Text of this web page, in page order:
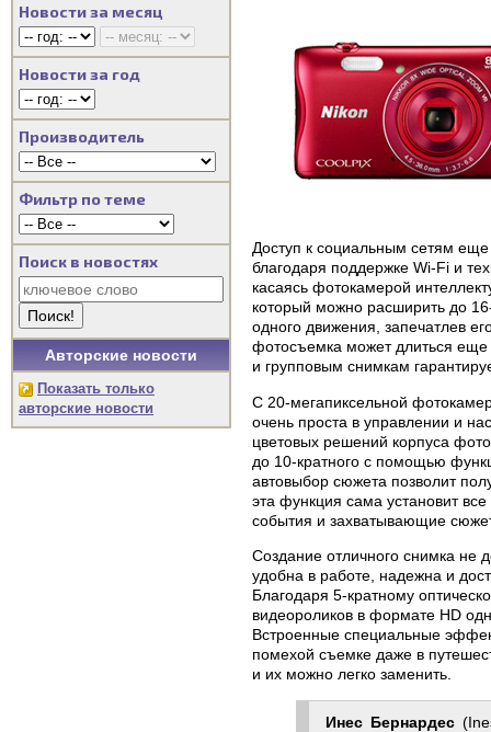
Новости за месяц
Новости за год
Производитель
Фильтр по теме
Поиск в новостях
Авторские новости
Показать только
авторские новости
Доступ к социальным сетям
благодаря поддержке Wi-Fi и
касаясь фотокамерой
который можно расширить до
одного движения, запечатлев
фотосъемка может длиться
и групповым снимкам
С 20-мегапиксельной
очень проста в управлении и
цветовых решений корпуса
до 10-кратного с помощью
автовыбор сюжета позволит
эта функция сама установит
события и захватывающие
Создание отличного снимка
удобна в работе, надежна и
Благодаря 5-кратному
видеороликов в формате HD
Встроенные специальные
помехой съемке даже в
и их можно легко заменить.
Инес Бернардес